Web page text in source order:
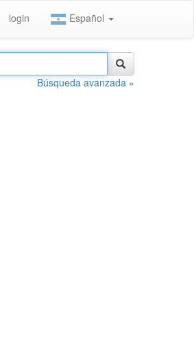
login Español
Búsqueda avanzada »